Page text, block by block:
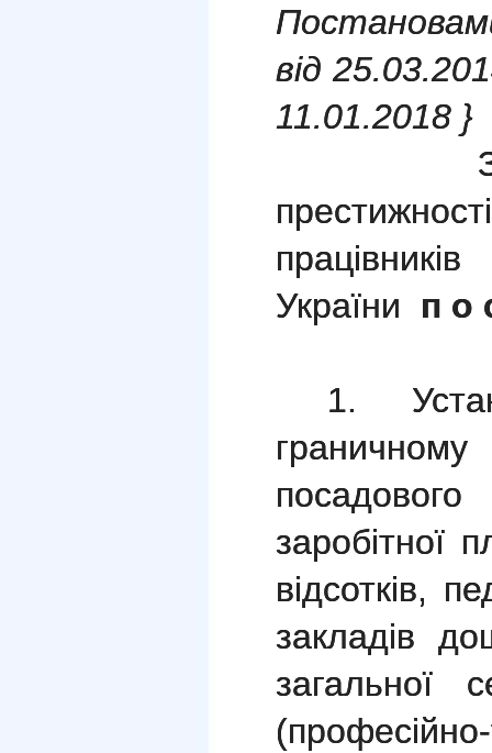
від
11.01.2018 }
З
України п о
1.
заробітної
відсотків,
закладів
загальної